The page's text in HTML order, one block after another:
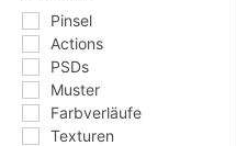
Pinsel
Actions
PSDs
Muster
Farbverläufe
Texturen